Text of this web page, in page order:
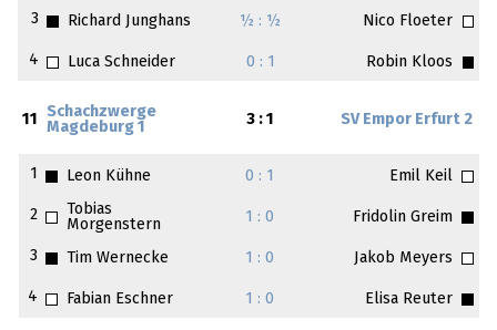
3 Richard Junghans ½ : ½ Nico Floeter
4 Luca Schneider 0 : 1 Robin Kloos
11
Schachzwerge
Magdeburg 1
3 : 1 SV Empor Erfurt 2
1 Leon Kühne 0 : 1 Emil Keil
2
Tobias
Morgenstern
1 : 0 Fridolin Greim
3 Tim Wernecke 1 : 0 Jakob Meyers
4 Fabian Eschner 1 : 0 Elisa Reuter